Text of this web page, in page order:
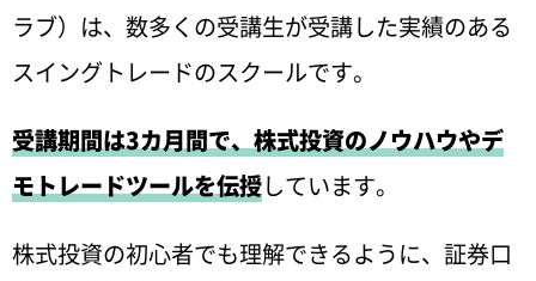
ラブ）は、数多くの受講生が受講した実績のある
スイングトレードのスクールです。
受講期間は3カ月間で、株式投資のノウハウやデ
モトレードツールを伝授しています。
株式投資の初心者でも理解できるように、証券口